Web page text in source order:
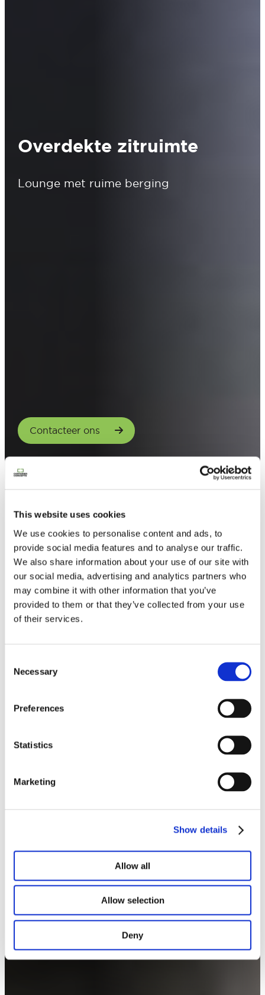
This website uses cookies
We use cookies to personalise content and ads, to
provide social media features and to analyse our traffic.
We also share information about your use of our site with
our social media, advertising and analytics partners who
may combine it with other information that you’ve
provided to them or that they’ve collected from your use
of their services.
Selection
Necessary
Preferences
Statistics
Marketing
Show details
Allow all
Allow selection
Deny
Overdekte zitruimte
Lounge met ruime berging
Contacteer ons
Lookbook & brochures